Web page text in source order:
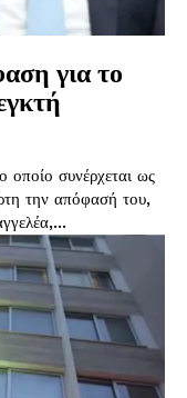
για το
οποίο συνέρχεται ως
την απόφασή του,